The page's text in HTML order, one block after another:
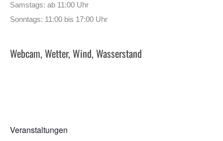
Samstags: ab 11:00 Uhr
Sonntags: 11:00 bis 17:00 Uhr
Webcam, Wetter, Wind, Wasserstand
Veranstaltungen